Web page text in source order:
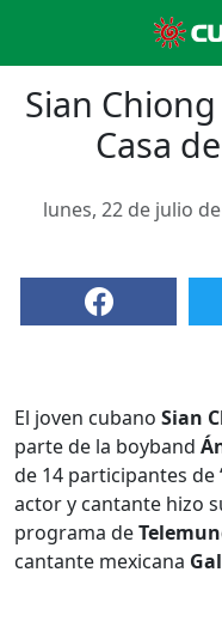
Sian
Casa
lunes, 22 de julio
El joven cubano Sian
parte de la boyband
de 14 participantes de
actor y cantante hizo
programa de
cantante mexicana